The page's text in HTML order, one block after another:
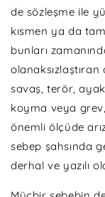
de sözleşme ile
kısmen ya da
bunları
savaş, terör,
koyma veya
önemli ölçüde
sebep şahsında
derhal ve yazılı